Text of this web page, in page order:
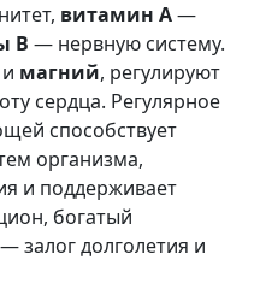
витамин А—
В — нервную систему.
и магний, регулируют
сердца. Регулярное
способствует
организма,
и поддерживает
богатый
залог долголетия и